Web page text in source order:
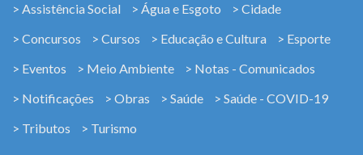
> Assistência Social > Água e Esgoto
> Cidade
> Concursos
> Cursos > Educação e Cultura
> Esporte
> Eventos
> Meio Ambiente
> Notas - Comunicados
> Notificações
> Obras > Saúde
> Saúde - COVID-19
> Tributos
> Turismo